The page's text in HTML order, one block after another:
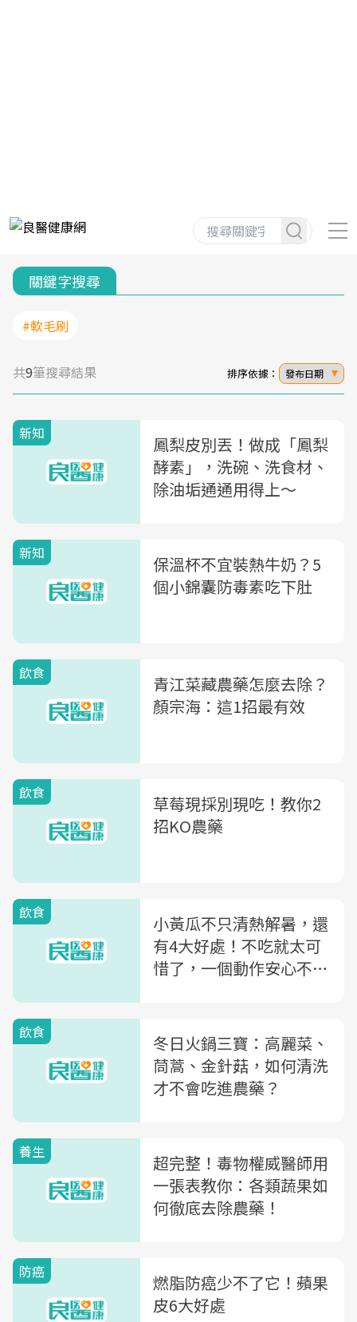
關鍵字搜尋
#軟毛刷
共9筆搜尋結果 排序依據： 發布日期
新知
鳳梨皮別丟！做成「鳳梨
酵素」，洗碗、洗食材、
除油垢通通用得上～
新知
保溫杯不宜裝熱牛奶？5
個小錦囊防毒素吃下肚
飲食
青江菜藏農藥怎麼去除？
顏宗海：這1招最有效
飲食
草莓現採別現吃！教你2
招KO農藥
飲食
小黃瓜不只清熱解暑，還
有4大好處！不吃就太可
惜了，一個動作安心不吃
飲食
冬日火鍋三寶：高麗菜、
茼蒿、金針菇，如何清洗
才不會吃進農藥？
養生
超完整！毒物權威醫師用
一張表教你：各類蔬果如
何徹底去除農藥！
防癌
燃脂防癌少不了它！蘋果
皮6大好處